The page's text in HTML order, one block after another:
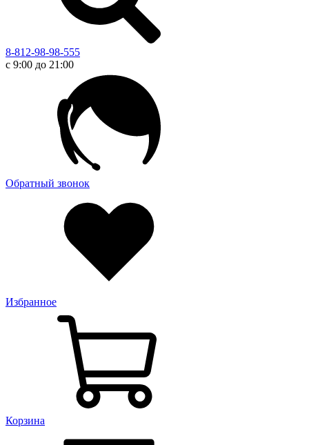
8-812-98-98-555
с 9:00 до 21:00
Обратный звонок
Избранное
Корзина